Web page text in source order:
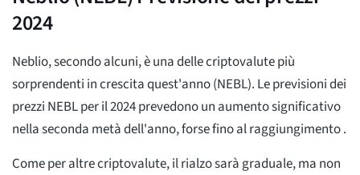
2024
Neblio, secondo alcuni, è una delle criptovalute più
sorprendenti in crescita quest'anno (NEBL). Le previsioni dei
prezzi NEBL per il 2024 prevedono un aumento significativo
nella seconda metà dell'anno, forse fino al raggiungimento.
Come per altre criptovalute, il rialzo sarà graduale, ma non